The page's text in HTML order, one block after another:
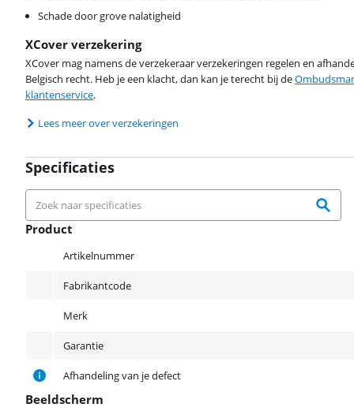
Schade door grove nalatigheid
XCover verzekering
XCover mag namens de verzekeraar verzekeringen regelen en
Belgisch recht. Heb je een klacht, dan kan je terecht bij de
klantenservice.
Lees meer over verzekeringen
Specificaties
Product
Artikelnummer
Fabrikantcode
Merk
Garantie
Afhandeling van je defect
Beeldscherm